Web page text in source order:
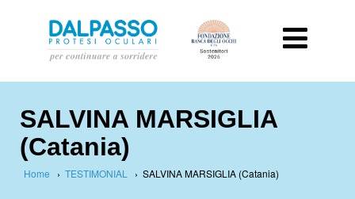
SALVINA MARSIGLIA
(Catania)
Home › TESTIMONIAL › SALVINA MARSIGLIA (Catania)